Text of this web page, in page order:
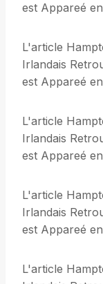
est Appareé
L'article
Irlandais
est Appareé
L'article
Irlandais
est Appareé
L'article
Irlandais
est Appareé
L'article